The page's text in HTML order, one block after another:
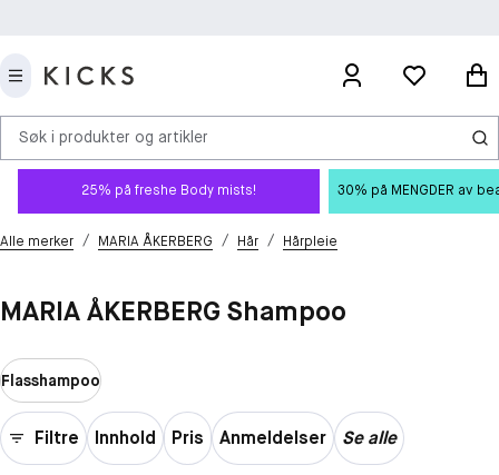
Søk i produkter og artikler
25% på freshe Body mists! 30% på MENGDER av
Alle merker / MARIA ÅKERBERG / Hår / Hårpleie
MARIA ÅKERBERG Shampoo
Flasshampoo
Filtre Innhold Pris Anmeldelser Se alle